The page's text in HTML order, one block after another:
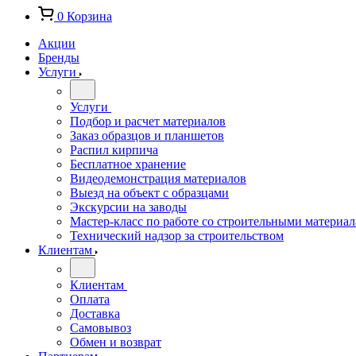
0 Корзина
Акции
Бренды
Услуги
Услуги
Подбор и расчет материалов
Заказ образцов и планшетов
Распил кирпича
Бесплатное хранение
Видеодемонстрация материалов
Выезд на объект с образцами
Экскурсии на заводы
Мастер-класс по работе со строительными
Технический надзор за строительством
Клиентам
Клиентам
Оплата
Доставка
Самовывоз
Обмен и возврат